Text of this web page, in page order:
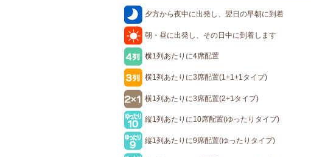
夕方から夜中に出発し、翌日の早朝に到着
朝・昼に出発し、その日中に到着します
横1列あたりに4席配置
横1列あたりに3席配置(1+1+1タイプ)
横1列あたりに3席配置(2+1タイプ)
縦1列あたりに10席配置(ゆったりタイプ)
縦1列あたりに9席配置(ゆったりタイプ)